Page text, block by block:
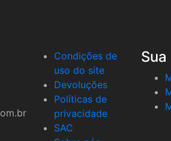
Condições de
uso do site
Devoluções
Políticas de
privacidade
SAC